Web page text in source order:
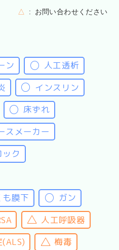
△ お問い合わせください
ン
人工透析
インスリン
床ずれ
スメーカー
ク
膜下
ガン
人工呼吸器
梅毒